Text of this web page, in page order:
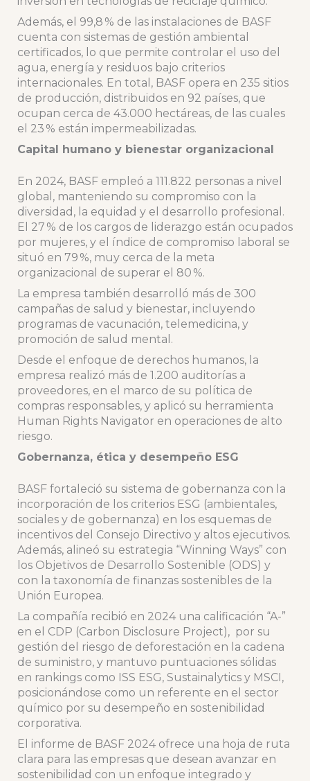
Además, el 99,8 % de las instalaciones de BASF
cuenta con sistemas de gestión ambiental
certificados, lo que permite controlar el uso del
agua, energía y residuos bajo criterios
internacionales. En total, BASF opera en 235 sitios
de producción, distribuidos en 92 países, que
ocupan cerca de 43.000 hectáreas, de las cuales
el 23 % están impermeabilizadas.
Capital humano y bienestar organizacional
En 2024, BASF empleó a 111.822 personas a nivel
global, manteniendo su compromiso con la
diversidad, la equidad y el desarrollo profesional.
El 27 % de los cargos de liderazgo están ocupados
por mujeres, y el índice de compromiso laboral se
situó en 79 %, muy cerca de la meta
organizacional de superar el 80 %.
La empresa también desarrolló más de 300
campañas de salud y bienestar, incluyendo
programas de vacunación, telemedicina, y
promoción de salud mental.
Desde el enfoque de derechos humanos, la
empresa realizó más de 1.200 auditorías a
proveedores, en el marco de su política de
compras responsables, y aplicó su herramienta
Human Rights Navigator en operaciones de alto
riesgo.
Gobernanza, ética y desempeño ESG
BASF fortaleció su sistema de gobernanza con la
incorporación de los criterios ESG (ambientales,
sociales y de gobernanza) en los esquemas de
incentivos del Consejo Directivo y altos ejecutivos.
Además, alineó su estrategia “Winning Ways” con
los Objetivos de Desarrollo Sostenible (ODS) y
con la taxonomía de finanzas sostenibles de la
Unión Europea.
La compañía recibió en 2024 una calificación “A-”
en el CDP (Carbon Disclosure Project), por su
gestión del riesgo de deforestación en la cadena
de suministro, y mantuvo puntuaciones sólidas
en rankings como ISS ESG, Sustainalytics y MSCI,
posicionándose como un referente en el sector
químico por su desempeño en sostenibilidad
corporativa.
El informe de BASF 2024 ofrece una hoja de ruta
clara para las empresas que desean avanzar en
sostenibilidad con un enfoque integrado y